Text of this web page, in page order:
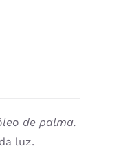
de palma.
luz.